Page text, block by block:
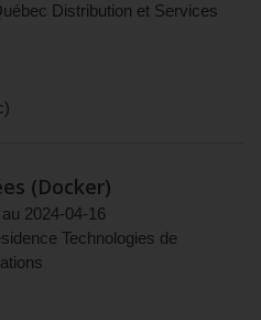
Distribution et Services
)
(Docker)
au 2024-04-16
Technologies de